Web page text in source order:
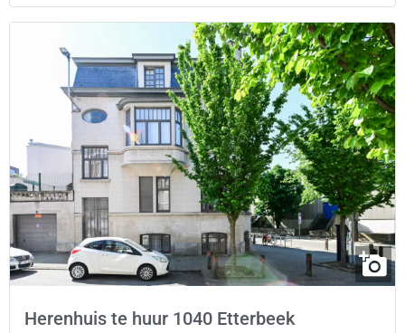
Herenhuis te huur 1040 Etterbeek